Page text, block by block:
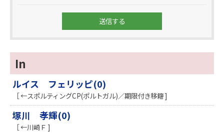
In
ルイス フェリッピ(0)
［ ←スポルティングCP(ポルトガル)／期限付き移籍 ]
塚川 孝輝(0)
［ ←川崎Ｆ ]